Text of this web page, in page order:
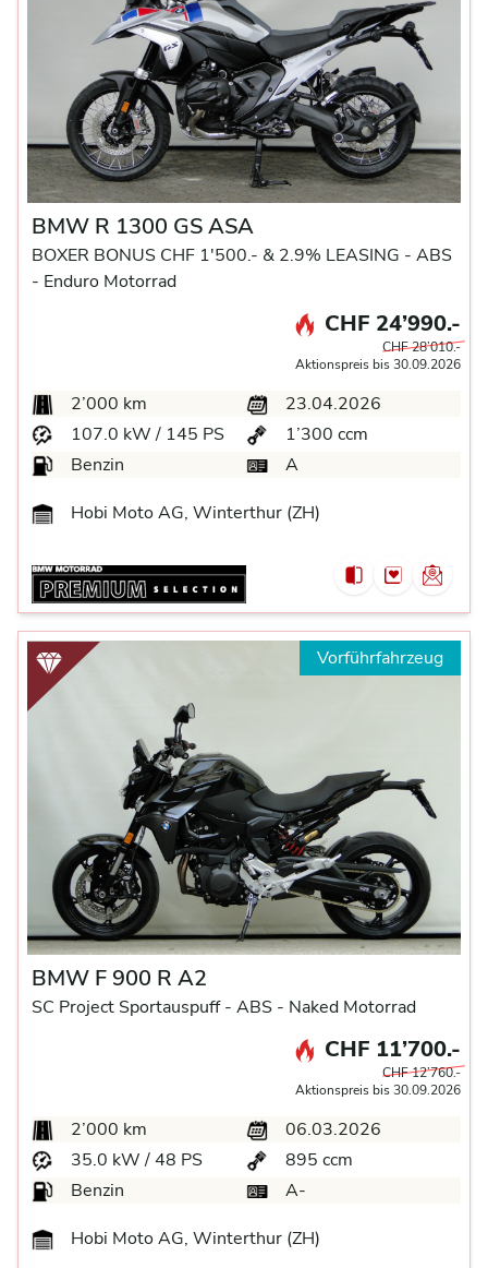
BMW R 1300 GS ASA
BOXER BONUS CHF 1'500.- & 2.9% LEASING - ABS
- Enduro Motorrad
CHF 24’990.-
CHF 28’010.-
Aktionspreis bis 30.09.2026
2’000 km
23.04.2026
107.0 kW / 145 PS
1’300 ccm
Benzin
A
Hobi Moto AG, Winterthur (ZH)
Vorführfahrzeug
BMW F 900 R A2
SC Project Sportauspuff - ABS - Naked Motorrad
CHF 11’700.-
CHF 12’760.-
Aktionspreis bis 30.09.2026
2’000 km
06.03.2026
35.0 kW / 48 PS
895 ccm
Benzin
A-
Hobi Moto AG, Winterthur (ZH)